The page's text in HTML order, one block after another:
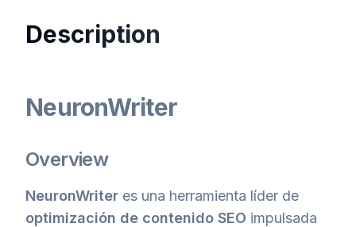
Description
NeuronWriter
Overview
NeuronWriter es una herramienta líder de
optimización de contenido SEO impulsada